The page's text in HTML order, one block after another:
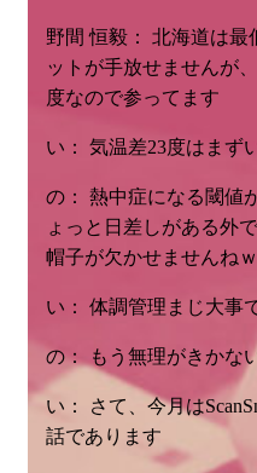
野間 恒毅： 北海道は
ットが手放せませんが
度なので参ってます
い： 気温差23度はまず
の： 熱中症になる閾値
ょっと日差しがある外
帽子が欠かせませんねｗ
い： 体調管理まじ大事
の： もう無理がきかな
い： さて、今月は
話であります